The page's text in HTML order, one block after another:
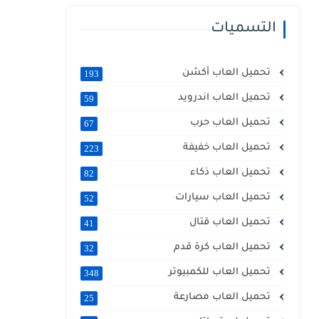
التسميات
تحميل العاب أكشن 193
تحميل العاب اندرويد 59
تحميل العاب حرب 67
تحميل العاب خفيفة 223
تحميل العاب ذكاء 82
تحميل العاب سيارات 52
تحميل العاب قتال 41
تحميل العاب كرة قدم 32
تحميل العاب للكمبيوتر 348
تحميل العاب مصارعة 25